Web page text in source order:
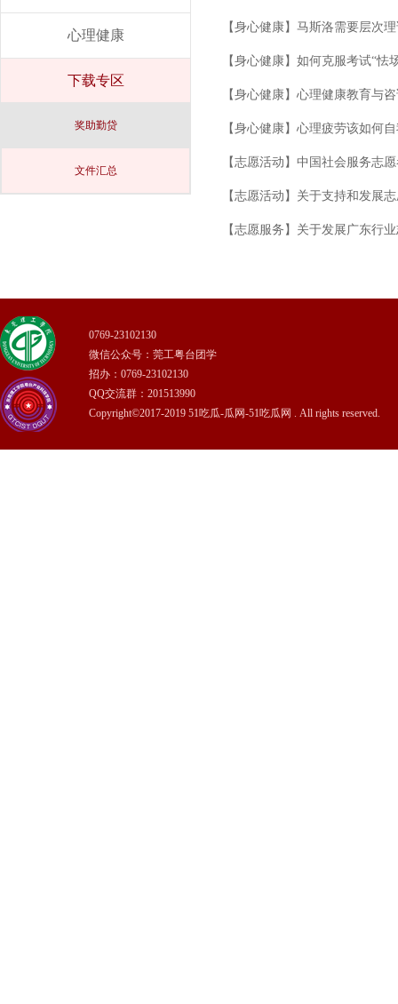
心理健康
下载专区
奖助勤贷
文件汇总
【身心健康】马斯洛需要层次
【身心健康】如何克服考试“怯
【身心健康】心理健康教育与
【身心健康】心理疲劳该如何
【志愿活动】中国社会服务志
【志愿活动】关于支持和发展
【志愿服务】关于发展广东行
0769-23102130
微信公众号：莞工粤台团学
招办：0769-23102130
QQ交流群：201513990
Copyright©2017-2019 51吃瓜-瓜网-51吃瓜网 . All rights reserved.